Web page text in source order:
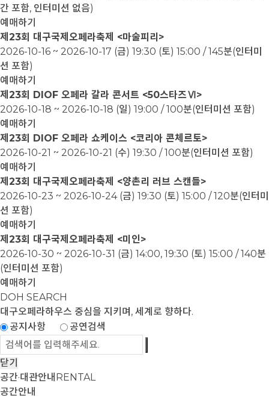
간 포함, 인터미션 없음)
예매하기
제23회 대구국제오페라축제 <마술피리>
2026-10-16 ~ 2026-10-17 (금) 19:30 (토) 15:00 / 145분(인터미
션 포함)
예매하기
제23회 DIOF 오페라 갈라 콘서트 <50스타즈Ⅵ>
2026-10-18 ~ 2026-10-18 (일) 19:00 / 100분(인터미션 포함)
예매하기
제23회 DIOF 오페라 쇼케이스 <코리아 콘체르토>
2026-10-21 ~ 2026-10-21 (수) 19:30 / 100분(인터미션 포함)
예매하기
제23회 대구국제오페라축제 <양촌리 러브 스캔들>
2026-10-23 ~ 2026-10-24 (금) 19:30 (토) 15:00 / 120분(인터미
션 포함)
예매하기
제23회 대구국제오페라축제 <미인>
2026-10-30 ~ 2026-10-31 (금) 14:00, 19:30 (토) 15:00 / 140분
(인터미션 포함)
예매하기
DOH SEARCH
대구오페라하우스 중심을 지키며, 세계로 향하다.
공지사항
공연검색
닫기
공간·대관안내 RENTAL
공간안내